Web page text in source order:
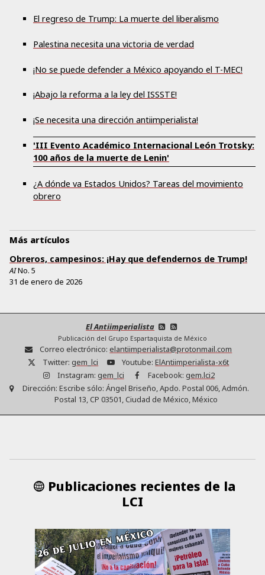
El regreso de Trump: La muerte del liberalismo
Palestina necesita una victoria de verdad
¡No se puede defender a México apoyando el T-MEC!
¡Abajo la reforma a la ley del ISSSTE!
¡Se necesita una dirección antiimperialista!
'III Evento Académico Internacional León Trotsky:
100 años de la muerte de Lenin'
¿A dónde va Estados Unidos? Tareas del movimiento
obrero
Más artículos
Obreros, campesinos: ¡Hay que defendernos de Trump!
AINo. 5
31 de enero de 2026
El Antiimperialista
Publicación del Grupo Espartaquista de México
Correo electrónico: elantiimperialista@protonmail.com
Twitter: gem_lci Youtube: ElAntiimperialista-x6t
Instagram: gem_lci Facebook: gem.lci2
Dirección: Escribe sólo: Ángel Briseño, Apdo. Postal 006, Admón.
Postal 13, CP 03501, Ciudad de México, México
Publicaciones recientes de la
LCI